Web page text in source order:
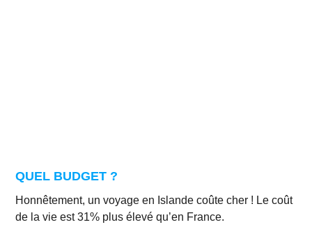
QUEL BUDGET ?
Honnêtement, un voyage en Islande coûte cher ! Le coût
de la vie est 31% plus élevé qu’en France.